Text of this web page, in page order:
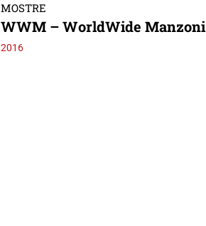
MOSTRE
WWM – WorldWide Manzoni
2016